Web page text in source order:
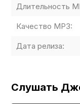
Длительность
Качество MP3:
Дата релиза:
Слушать